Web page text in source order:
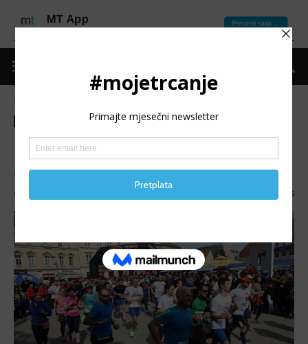
Osijek Ferivi polumaraton –
sretni dobitnik startnine…
Objavio 2155